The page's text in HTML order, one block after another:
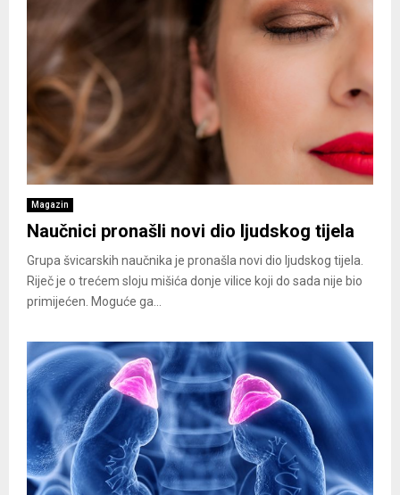
Magazin
Naučnici pronašli novi dio ljudskog tijela
Grupa švicarskih naučnika je pronašla novi dio ljudskog tijela.
Riječ je o trećem sloju mišića donje vilice koji do sada nije bio
primijećen. Moguće ga...